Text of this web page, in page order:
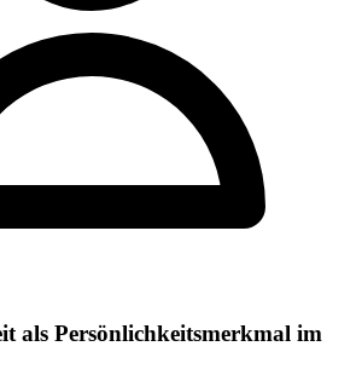
als Persönlichkeitsmerkmal im